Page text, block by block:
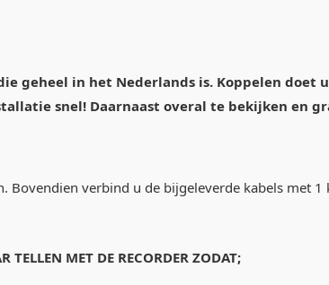
geheel in het Nederlands is. Koppelen
snel! Daarnaast overal te bekijken en
Bovendien verbind u de bijgeleverde kabels met
TELLEN MET DE RECORDER ZODAT;